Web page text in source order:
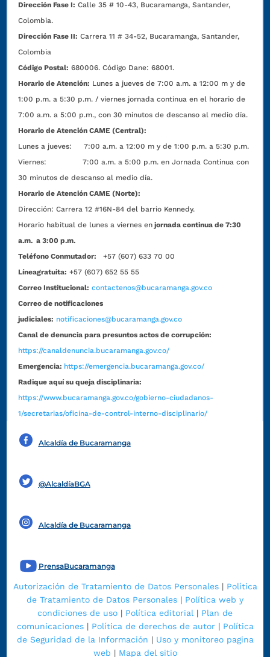
Dirección Fase I: Calle 35 # 10-43, Bucaramanga, Santander,
Colombia.
Dirección Fase II: Carrera 11 # 34-52, Bucaramanga, Santander,
Colombia
Código Postal: 680006. Código Dane: 68001.
Horario de Atención: Lunes a jueves de 7:00 a.m. a 12:00 m y de
1:00 p.m. a 5:30 p.m. / viernes jornada continua en el horario de
7:00 a.m. a 5:00 p.m., con 30 minutos de descanso al medio día.
Horario de Atención CAME (Central):
Lunes a jueves: 7:00 a.m. a 12:00 m y de 1:00 p.m. a 5:30 p.m.
Viernes: 7:00 a.m. a 5:00 p.m. en Jornada Continua con
30 minutos de descanso al medio día.
Horario de Atención CAME (Norte):
Dirección:Carrera 12 #16N-84 del barrio Kennedy.
Horario habitual de lunes a viernes en jornada continua de 7:30
a.m. a 3:00 p.m.
Teléfono Conmutador:
+57 (607) 633 70 00
Líneagratuita: +57 (607) 652 55 55
Correo Institucional: contactenos@bucaramanga.gov.co
Correo de notificaciones
judiciales: notificaciones@bucaramanga.gov.co
Canal de denuncia para presuntos actos de corrupción:
https://canaldenuncia.bucaramanga.gov.co/
Emergencia: https://emergencia.bucaramanga.gov.co/
Radique aquí su queja disciplinaria:
https://www.bucaramanga.gov.co/gobierno-ciudadanos-
1/secretarias/oficina-de-control-interno-disciplinario/
Alcaldía de Bucaramanga
@AlcaldíaBGA
Alcaldía de Bucaramanga
PrensaBucaramanga
Autorización de Tratamiento de Datos Personales| Política
de Tratamiento de Datos Personales | Política web y
condiciones de uso | Política editorial | Plan de
comunicaciones| Política de derechos de autor| Política
de Seguridad de la Información | Uso y monitoreo pagina
web | Mapa del sitio